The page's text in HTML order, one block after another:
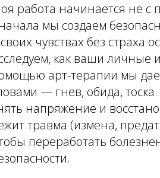
работа начинается не с
мы создаем
чувствах без
как ваши
арт-терапии мы
— гнев, обида,
напряжение и
травма (измена,
переработать